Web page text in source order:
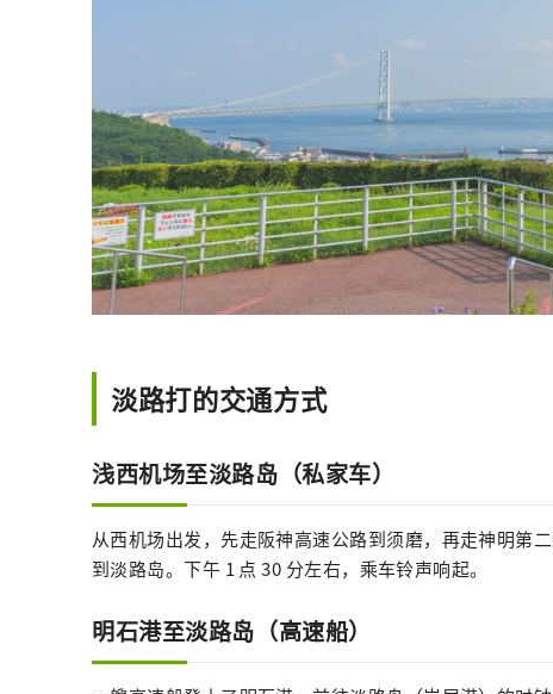
淡路打的交通方式
浅西机场至淡路岛（私家车）
从西机场出发，先走阪神高速公路到须磨，再走神明第
到淡路岛。下午 1 点 30 分左右，乘车铃声响起。
明石港至淡路岛（高速船）